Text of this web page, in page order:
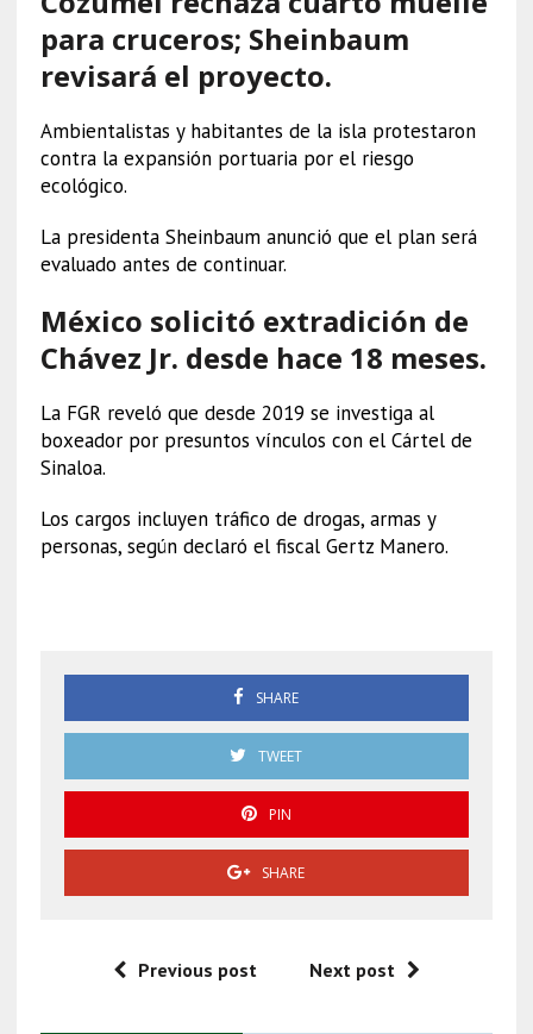
para cruceros; Sheinbaum
revisará el proyecto.
Ambientalistas y habitantes de la isla protestaron
contra la expansión portuaria por el riesgo
ecológico.
La presidenta Sheinbaum anunció que el plan será
evaluado antes de continuar.
México solicitó extradición de
Chávez Jr. desde hace 18 meses.
La FGR reveló que desde 2019 se investiga al
boxeador por presuntos vínculos con el Cártel de
Sinaloa.
Los cargos incluyen tráfico de drogas, armas y
personas, según declaró el fiscal Gertz Manero.
SHARE
TWEET
PIN
SHARE
Previous post Next post